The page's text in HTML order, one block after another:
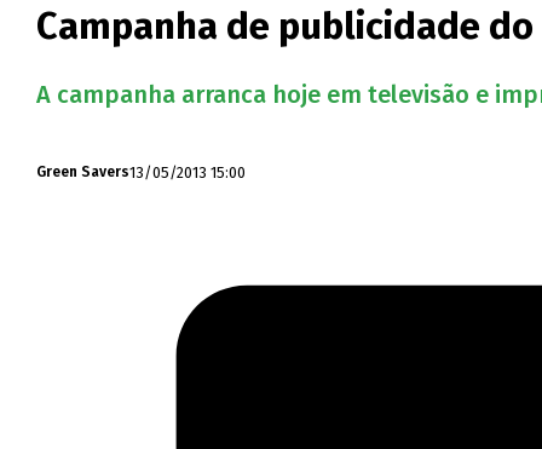
Campanha de publicidade do
A campanha arranca hoje em televisão e
Green Savers13/05/2013 15:00